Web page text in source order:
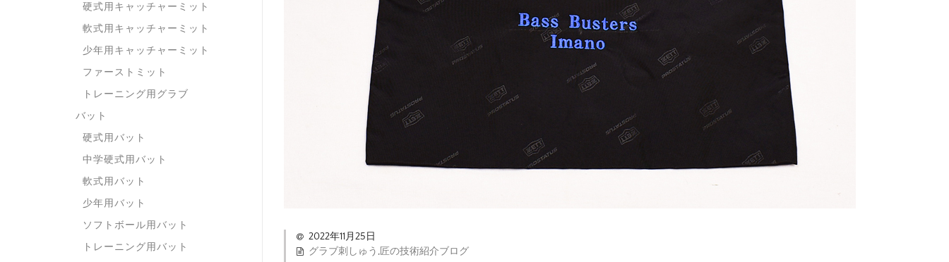
2022年11月25日
グラブ刺しゅう ,匠の技術紹介ブログ
硬式用キャッチャーミット
軟式用キャッチャーミット
少年用キャッチャーミット
ファーストミット
トレーニング用グラブ
バット
硬式用バット
中学硬式用バット
軟式用バット
少年用バット
ソフトボール用バット
トレーニング用バット